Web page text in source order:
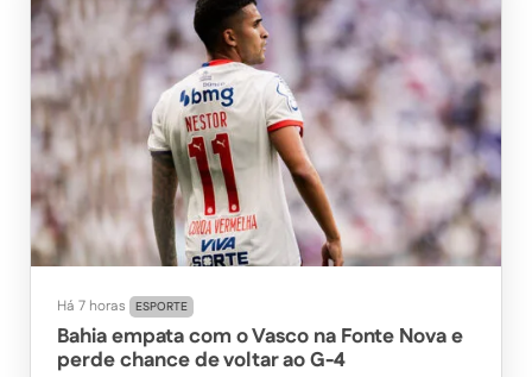
Há 7 horas ESPORTE
Bahia empata com o Vasco na Fonte Nova e
perde chance de voltar ao G-4